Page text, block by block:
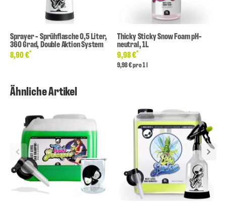
Sprayer - Sprühflasche 0,5 Liter,
360 Grad, Double Aktion System
8,90 €*
Thicky Sticky Snow Foam pH-
neutral, 1L
9,98 €*
9,98 € pro 1 l
Ähnliche Artikel